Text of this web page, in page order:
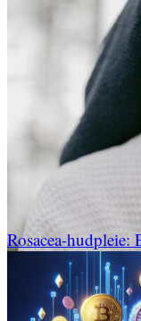
Rosacea-